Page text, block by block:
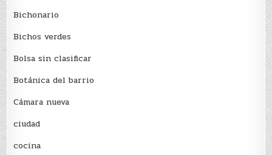
Bichonario
Bichos verdes
Bolsa sin clasificar
Botánica del barrio
Cámara nueva
ciudad
cocina